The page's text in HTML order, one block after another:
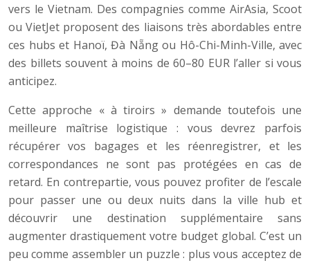
vers le Vietnam. Des compagnies comme AirAsia, Scoot
ou VietJet proposent des liaisons très abordables entre
ces hubs et Hanoï, Đà Nẵng ou Hô-Chi-Minh-Ville, avec
des billets souvent à moins de 60–80 EUR l’aller si vous
anticipez.
Cette approche « à tiroirs » demande toutefois une
meilleure maîtrise logistique : vous devrez parfois
récupérer vos bagages et les réenregistrer, et les
correspondances ne sont pas protégées en cas de
retard. En contrepartie, vous pouvez profiter de l’escale
pour passer une ou deux nuits dans la ville hub et
découvrir une destination supplémentaire sans
augmenter drastiquement votre budget global. C’est un
peu comme assembler un puzzle : plus vous acceptez de